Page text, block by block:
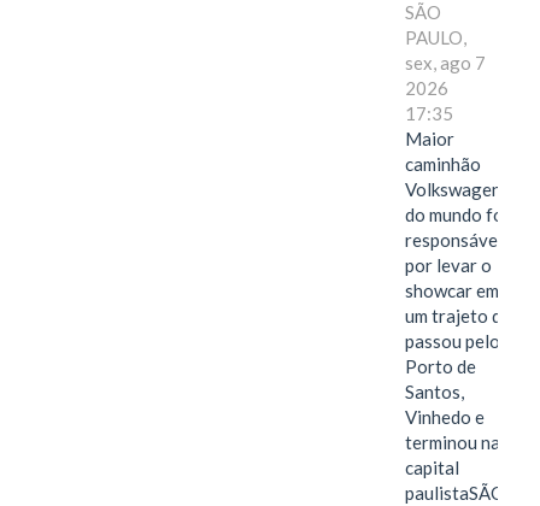
SÃO
PAULO,
sex, ago 7
2026
17:35
Maior
caminhão
Volkswagen
do mundo foi
responsável
por levar o
showcar em
um trajeto que
passou pelo
Porto de
Santos,
Vinhedo e
terminou na
capital
paulistaSÃO